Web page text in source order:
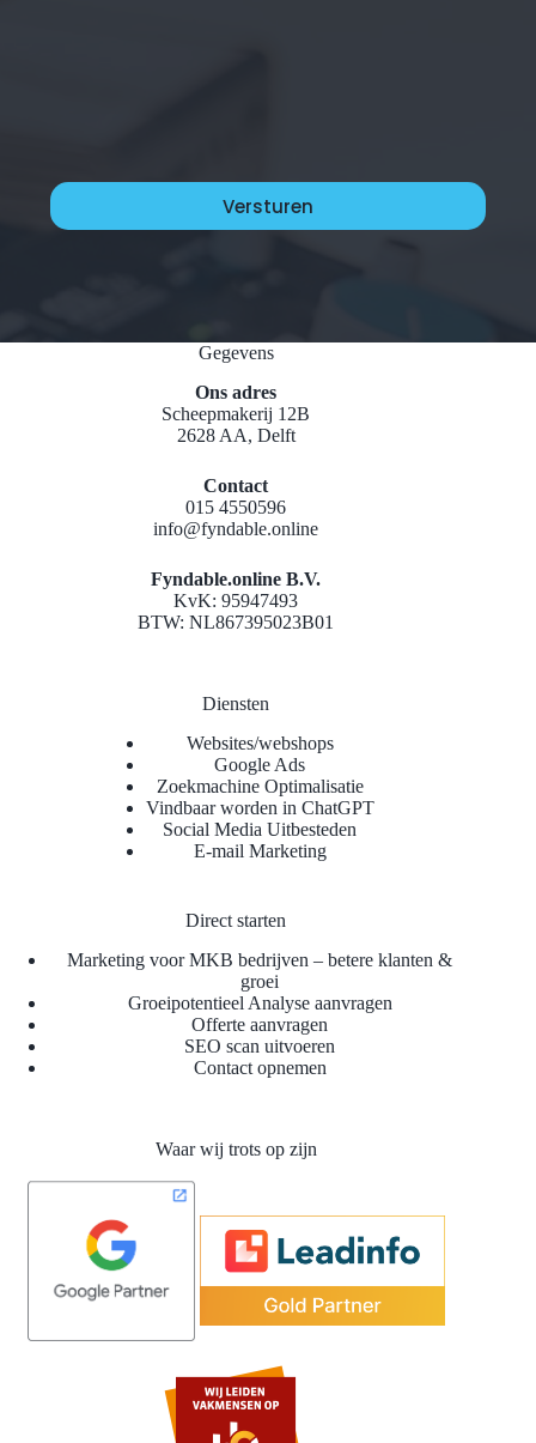
Gegevens
Ons adres
Scheepmakerij 12B
2628 AA, Delft
Contact
015 4550596
info@fyndable.online
Fyndable.online B.V.
KvK: 95947493
BTW: NL867395023B01
Diensten
Websites/webshops
Google Ads
Zoekmachine Optimalisatie
Vindbaar worden in ChatGPT
Social Media Uitbesteden
E-mail Marketing
Direct starten
Marketing voor MKB bedrijven – betere klanten &
groei
Groeipotentieel Analyse aanvragen
Offerte aanvragen
SEO scan uitvoeren
Contact opnemen
Waar wij trots op zijn